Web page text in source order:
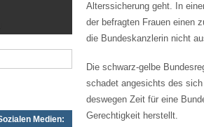
Alterssicherung geht. In
der befragten Frauen einen
die Bundeskanzlerin nicht
Die schwarz-gelbe
schadet angesichts des
deswegen Zeit für eine
Gerechtigkeit herstellt.
Medien: